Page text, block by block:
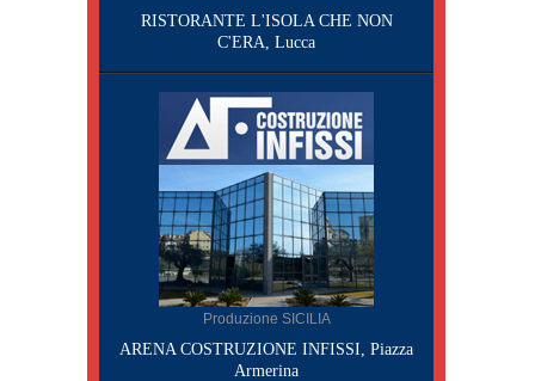
RISTORANTE L'ISOLA CHE NON
C'ERA, Lucca
Produzione SICILIA
ARENA COSTRUZIONE INFISSI, Piazza
Armerina